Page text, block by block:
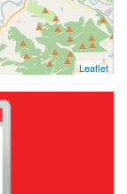
Leaflet